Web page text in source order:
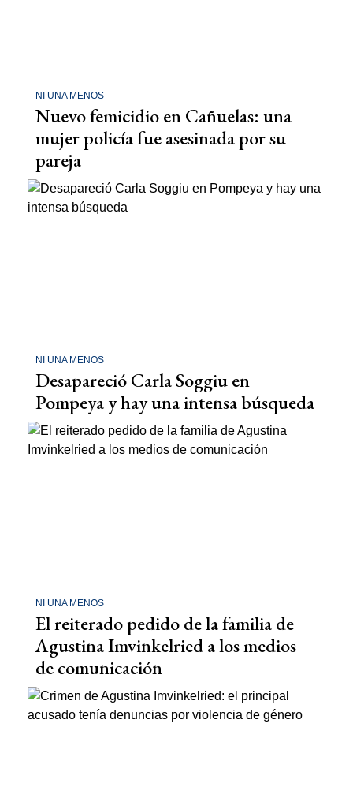
NI UNA MENOS
Nuevo femicidio en Cañuelas: una
mujer policía fue asesinada por su
pareja
NI UNA MENOS
Desapareció Carla Soggiu en
Pompeya y hay una intensa búsqueda
NI UNA MENOS
El reiterado pedido de la familia de
Agustina Imvinkelried a los medios
de comunicación